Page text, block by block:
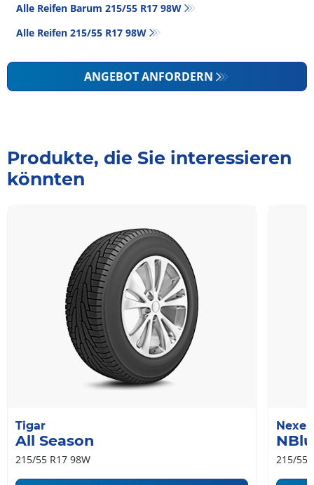
Alle Reifen Barum 215/55 R17 98W
Alle Reifen‎ 215/55 R17 98W
ANGEBOT ANFORDERN
Produkte, die Sie interessieren
könnten
Tigar
All Season
215/55 R17 98W
Nexen
215/55